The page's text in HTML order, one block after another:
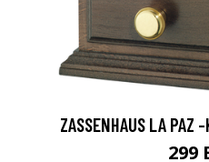
ZASSENHAUS LA PAZ
299